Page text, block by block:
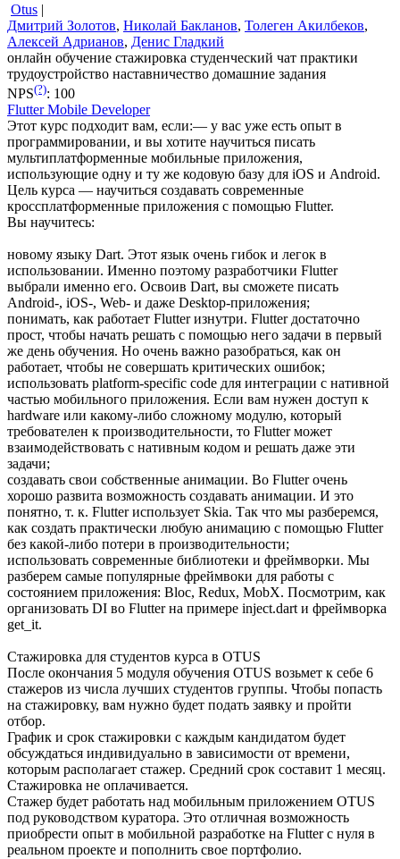
Otus |
Дмитрий Золотов, Николай Бакланов, Толеген Акилбеков,
Алексей Адрианов, Денис Гладкий
онлайн обучение стажировка студенческий чат практики
трудоустройство наставничество домашние задания
NPS(?): 100
Flutter Mobile Developer
Этот курс подходит вам, если:— у вас уже есть опыт в
программировании, и вы хотите научиться писать
мультиплатформенные мобильные приложения,
использующие одну и ту же кодовую базу для iOS и Android.
Цель курса — научиться создавать современные
кроссплатформенные приложения с помощью Flutter.
Вы научитесь:
новому языку Dart. Этот язык очень гибок и легок в
использовании. Именно поэтому разработчики Flutter
выбрали именно его. Освоив Dart, вы сможете писать
Android-, iOS-, Web- и даже Desktop-приложения;
понимать, как работает Flutter изнутри. Flutter достаточно
прост, чтобы начать решать с помощью него задачи в первый
же день обучения. Но очень важно разобраться, как он
работает, чтобы не совершать критических ошибок;
использовать platform-specific code для интеграции с нативной
частью мобильного приложения. Если вам нужен доступ к
hardware или какому-либо сложному модулю, который
требователен к производительности, то Flutter может
взаимодействовать с нативным кодом и решать даже эти
задачи;
создавать свои собственные анимации. Во Flutter очень
хорошо развита возможность создавать анимации. И это
понятно, т. к. Flutter использует Skia. Так что мы разберемся,
как создать практически любую анимацию с помощью Flutter
без какой-либо потери в производительности;
использовать современные библиотеки и фреймворки. Мы
разберем самые популярные фреймвоки для работы с
состоянием приложения: Bloc, Redux, MobX. Посмотрим, как
организовать DI во Flutter на примере inject.dart и фреймворка
get_it.
Стажировка для студентов курса в OTUS
После окончания 5 модуля обучения OTUS возьмет к себе 6
стажеров из числа лучших студентов группы. Чтобы попасть
на стажировку, вам нужно будет подать заявку и пройти
отбор.
График и срок стажировки с каждым кандидатом будет
обсуждаться индивидуально в зависимости от времени,
которым располагает стажер. Средний срок составит 1 месяц.
Стажировка не оплачивается.
Стажер будет работать над мобильным приложением OTUS
под руководством куратора. Это отличная возможность
приобрести опыт в мобильной разработке на Flutter с нуля в
реальном проекте и пополнить свое портфолио.